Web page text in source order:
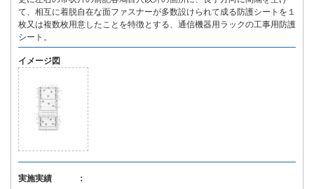
て、相互に着脱自在な面ファスナーが多数設けられて成る防護シートを１
枚又は複数枚用意したことを特徴とする、通信機器用ラックの工事用防護
シート。
イメージ図
実施実績 ：